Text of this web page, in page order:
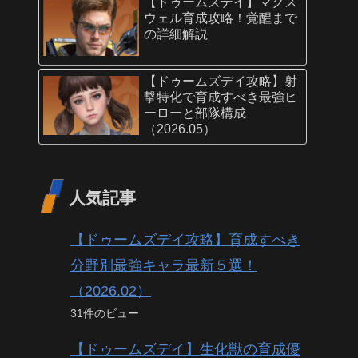
ウェル育成攻略！覚醒まで
の詳細解説
【ドゥームズデイ攻略】射
撃特化で育成すべき最強ヒ
ーローと部隊構成
（2026.05）
人気記事
【ドゥームズデイ攻略】育成すべき
分野別最強キャラ最新５選！
（2026.02）
31件のビュー
【ドゥームズデイ】生化獣の育成優